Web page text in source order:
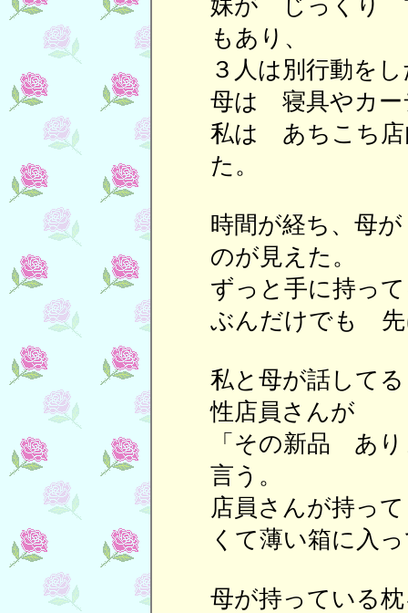
妹が じっくり
もあり、
３人は別行動を
母は 寝具やカー
私は あちこち
た。
時間が経ち、母
のが見えた。
ずっと手に持っ
ぶんだけでも 先
私と母が話して
性店員さんが
「その新品 あ
言う。
店員さんが持っ
くて薄い箱に入
母が持っている